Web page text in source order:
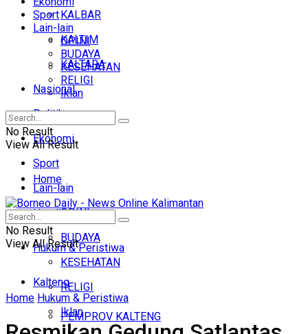
KALBAR
KALTIM
KALTARA
Nasional
Politik
Ekonomi
Sport
Lain-lain
OPINI
BUDAYA
KESEHATAN
RELIGI
Iklan
Sport
Lain-lain
OPINI
BUDAYA
KESEHATAN
RELIGI
Iklan
No Result
View All Result
Home
Headline
Hukum & Peristiwa
Kalteng
PEMPROV KALTENG
No Result
View All Result
Home Hukum & Peristiwa